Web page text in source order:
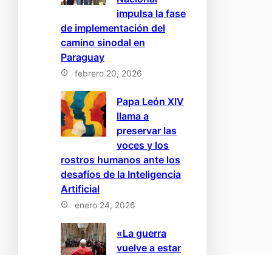
impulsa la fase
de implementación del
camino sinodal en
Paraguay
febrero 20, 2026
Papa León XIV
llama a
preservar las
voces y los
rostros humanos ante los
desafíos de la Inteligencia
Artificial
enero 24, 2026
«La guerra
vuelve a estar